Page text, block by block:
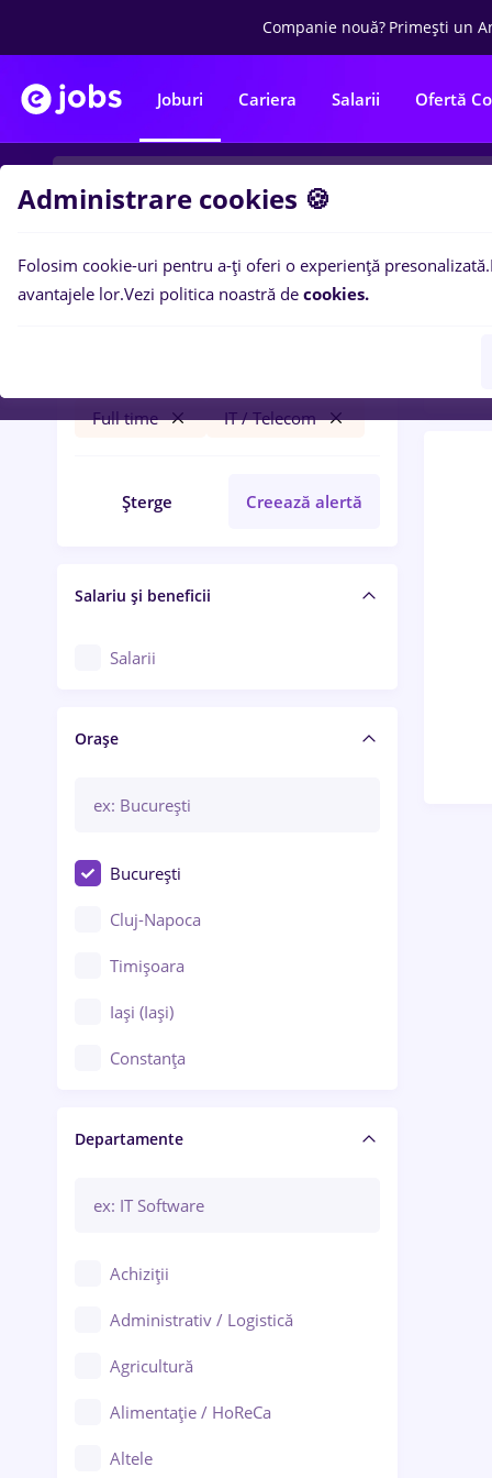
Companie nouă? Primești un
Joburi Cariera Salarii Ofertă
Filtre
Full time
IT / Telecom
Șterge Creează alertă
Salariu și beneficii
Salarii
Orașe
București
Cluj-Napoca
Timișoara
Iași (Iași)
Constanța
Brașov
Bacău
Galați (Galați)
Ploiești
Departamente
Achiziții
Administrativ / Logistică
Agricultură
Alimentație / HoReCa
Altele
0
Administrare cookies 🍪
Folosim cookie-uri pentru a-ți oferi o experiență presonalizată.
avantajele lor.Vezi politica noastră de cookies.